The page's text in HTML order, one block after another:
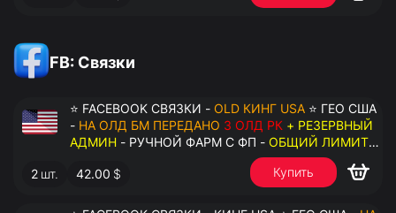
FB: Связки
⭐ FACEBOOK СВЯЗКИ - OLD КИНГ USA ⭐ ГЕО США
- НА ОЛД БМ ПЕРЕДАНО 3 ОЛД РК + РЕЗЕРВНЫЙ
АДМИН - РУЧНОЙ ФАРМ С ФП - ОБЩИЙ ЛИМИТ
- ДОСТУП ОТ ВСЕХ АККАУНТОВ -
ПЕРЕДАЧА В АНТИДЕТЕКТ
2 шт. 42.00 $ Купить